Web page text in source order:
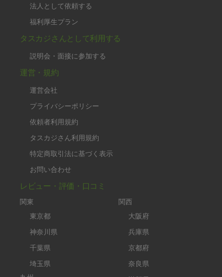
法人として依頼する
福利厚生プラン
タスカジさんとして利用する
説明会・面接に参加する
運営・規約
運営会社
プライバシーポリシー
依頼者利用規約
タスカジさん利用規約
特定商取引法に基づく表示
お問い合わせ
レビュー・評価・口コミ
関東
東京都
神奈川県
千葉県
埼玉県
関西
大阪府
兵庫県
京都府
奈良県